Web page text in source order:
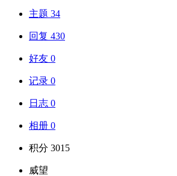
主题 34
回复 430
好友 0
记录 0
日志 0
相册 0
积分 3015
威望